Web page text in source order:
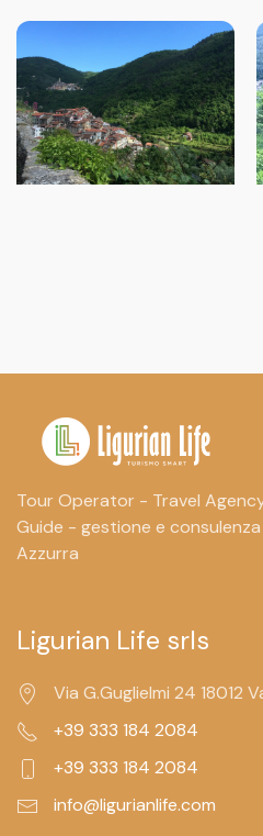
Tour Operator - Travel
Guide - gestione e
Azzurra
Ligurian Life srls
Via G.Guglielmi 24 18012
+39 333 184 2084
+39 333 184 2084
info@ligurianlife.com